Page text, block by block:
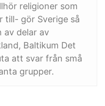
religioner som
till- gör Sverige så
av delar av
Baltikum Det
att svar från små
grupper.